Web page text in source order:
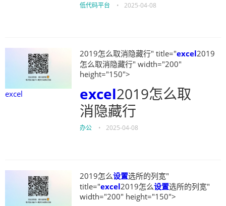
低代码平台 • 2025-04-08
excel
2019怎么取消隐藏行" title="excel2019
怎么取消隐藏行" width="200"
height="150">
excel2019怎么取
消隐藏行
办公 • 2025-04-08
2019怎么设置选所的列宽"
title="excel2019怎么设置选所的列宽"
width="200" height="150">